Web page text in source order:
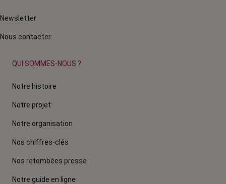
Newsletter
Nous contacter
QUI SOMMES-NOUS ?
Notre histoire
Notre projet
Notre organisation
Nos chiffres-clés
Nos retombées presse
Notre guide en ligne